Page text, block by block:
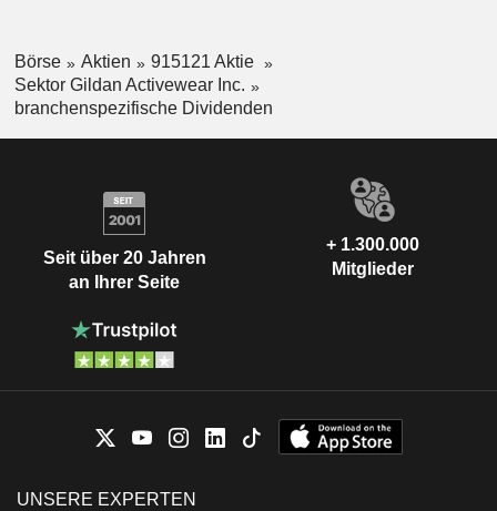
Börse Aktien
915121 Aktie
Sektor Gildan Activewear Inc.
branchenspezifische Dividenden
Seit über 20 Jahren
an Ihrer Seite
+ 1.300.000
Mitglieder
UNSERE EXPERTEN